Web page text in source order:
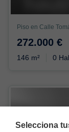
Selecciona
Piso en Calle
272.000 €
146 m² 0